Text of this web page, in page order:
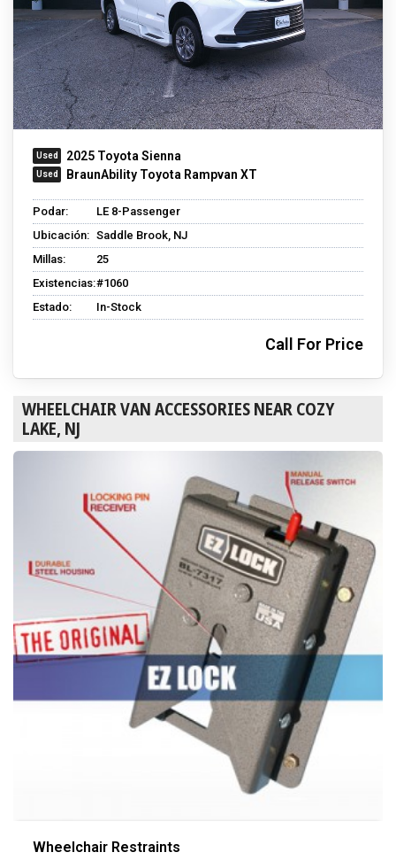
2025 Toyota Sienna
BraunAbility Toyota Rampvan XT
Podar:
LE 8-Passenger
Ubicación: Saddle Brook, NJ
Millas:
25
Existencias:#1060
Estado:
In-Stock
Call For Price
WHEELCHAIR VAN ACCESSORIES NEAR COZY
LAKE, NJ
Wheelchair Restraints